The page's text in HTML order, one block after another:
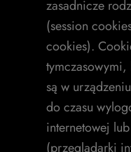
zasadnicze
(session
cookies).
są w
do czasu
internetowej
(przeglądarki